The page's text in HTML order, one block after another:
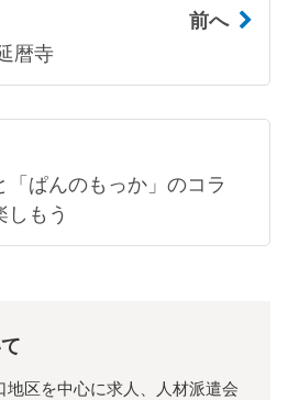
前へ
暦寺
「ぱんのもっか」のコラ
しもう
地区を中心に求人、人材派遣会